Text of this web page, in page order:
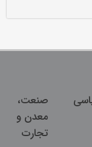
صنعت،
معدن و
تجارت